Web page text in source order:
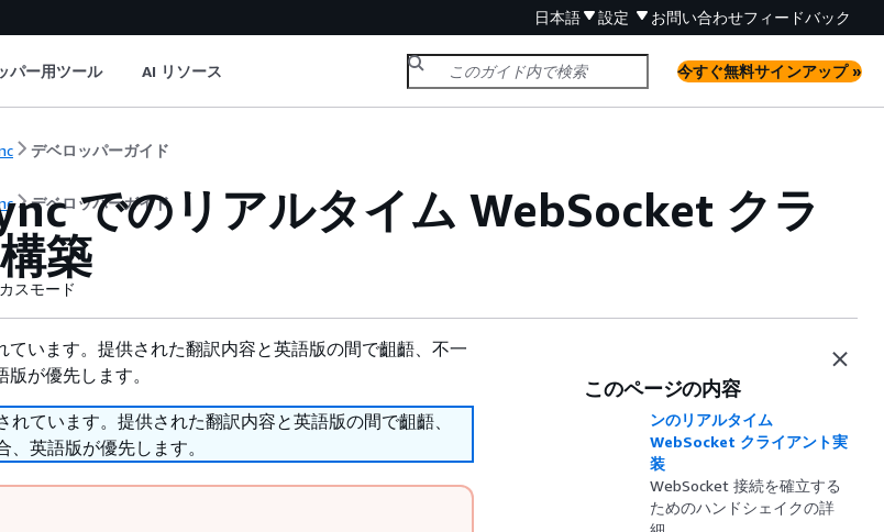
日本語 設定 お問い合わせフィードバック
パー用ツール AI リソース 今すぐ無料サインアップ »
デベロッパーガイド
デベロッパーガイド
でのリアルタイム WebSocket クラ
築
スモード
ています。提供された翻訳内容と英語版の間で齟齬、不一
が優先します。
ています。提供された翻訳内容と英語版の間で齟齬、
英語版が優先します。
このページの内容
GraphQL サブスクリプショ
ンのリアルタイム
WebSocket クライアント実
装
WebSocket 接続を確立する
ためのハンドシェイクの詳